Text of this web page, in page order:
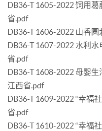
DB36-T 1605-2022 饲用
省.pdf
DB36-T 1606-2022 山香
DB36-T 1607-2022 水利
省.pdf
DB36-T 1608-2022 母婴
江西省.pdf
DB36-T 1609-2022 “幸福
省.pdf
DB36-T 1610-2022 “幸福